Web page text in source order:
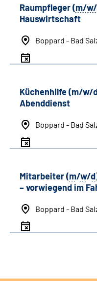
Raumpfleger (m/
Hauswirtschaft
Boppard - Bad
Küchenhilfe (m/w/
Abenddienst
Boppard - Bad
Mitarbeiter (m/w/d
– vorwiegend im
Boppard - Bad